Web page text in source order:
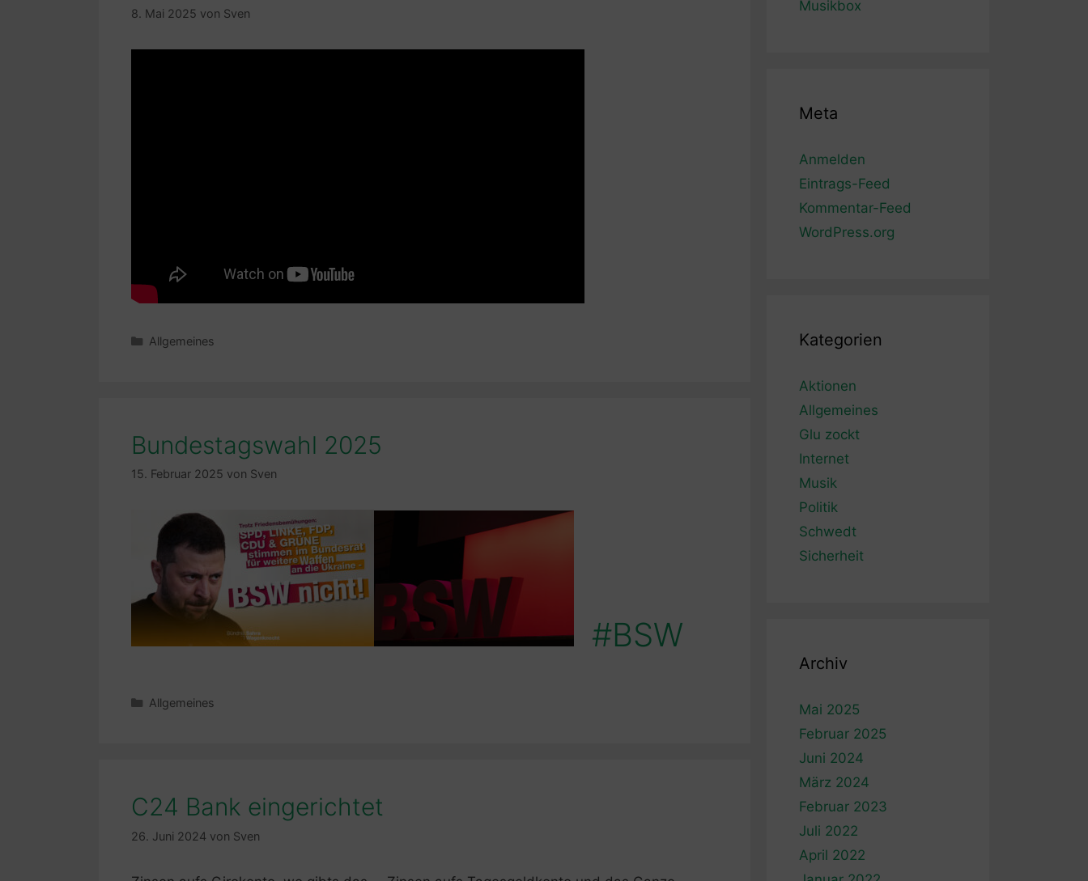
8. Mai 2025 von Sven
Kategorien
Allgemeines
Bundestagswahl 2025
15. Februar 2025 von Sven
#BSW
Kategorien
Allgemeines
C24 Bank eingerichtet
26. Juni 2024 von Sven
Musikbox
Meta
Anmelden
Eintrags-Feed
Kommentar-Feed
WordPress.org
Kategorien
Aktionen
Allgemeines
Glu zockt
Internet
Musik
Politik
Schwedt
Sicherheit
Archiv
Mai 2025
Februar 2025
Juni 2024
März 2024
Februar 2023
Juli 2022
April 2022